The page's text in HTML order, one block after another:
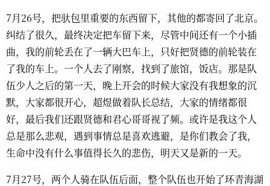
7月26号，把驮包里重要的东西留下，其他的都寄回了北京。
纠结了很久，最终决定把车留下来，尽管中间还有一个小插
曲，我的前轮丢在了一辆大巴车上，只好把贤德的前轮装在
了我的车上。一个人去了刚察，找到了旅馆，饭店。那是队
伍少人之后的第一天，晚上开会的时候大家没有我想象的沉
默，大家都很开心，超煜做着队长总结，大家的情绪都很
好，最后我们还跟贤德和君心哥哥视了频。或许是我这个人
总是那么悲观，遇到事情总是喜欢逃避，是你们教会了我，
生命中没有什么事值得长久的悲伤，明天又是新的一天。
7月27号，两个人骑在队伍后面，整个队伍也开始了环青海湖